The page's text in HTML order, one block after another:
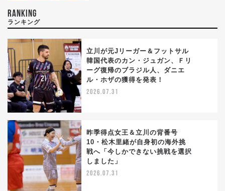
RANKING
ランキング
立川が元Jリーガー＆フットサル
韓国代表のカン・ジュガン、Ｆリ
ーグ復帰のブラジル人、ダニエ
ル・ホザの獲得を発表！
2026.07.31
昨季得点女王＆立川の背番号
10・松木里緒が自身初の海外挑
戦へ「今しかできない挑戦を選択
しました」
2026.07.31